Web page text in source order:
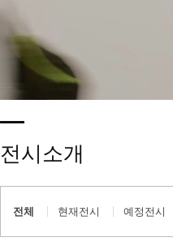
전시소개
전체 현재전시 예정전시